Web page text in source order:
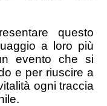
questo
a loro più
evento che si
e per riuscire a
ogni traccia